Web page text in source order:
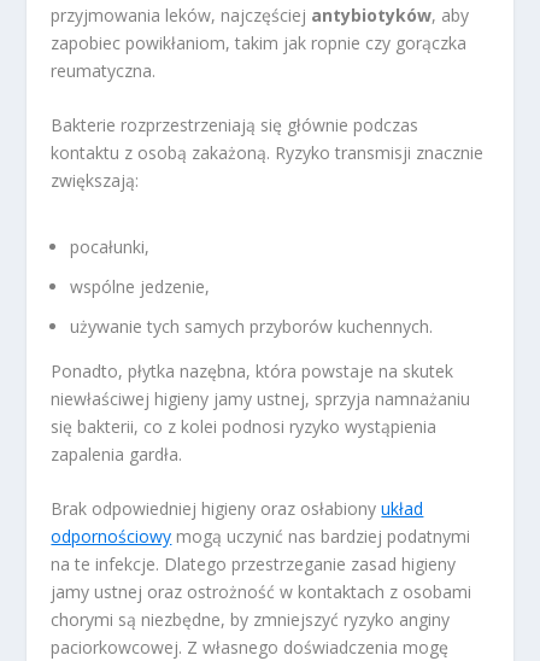
przyjmowania leków, najczęściej antybiotyków, aby
zapobiec powikłaniom, takim jak ropnie czy gorączka
reumatyczna.
Bakterie rozprzestrzeniają się głównie podczas
kontaktu z osobą zakażoną. Ryzyko transmisji znacznie
zwiększają:
pocałunki,
wspólne jedzenie,
używanie tych samych przyborów kuchennych.
Ponadto, płytka nazębna, która powstaje na skutek
niewłaściwej higieny jamy ustnej, sprzyja namnażaniu
się bakterii, co z kolei podnosi ryzyko wystąpienia
zapalenia gardła.
Brak odpowiedniej higieny oraz osłabionyukład
odpornościowy mogą uczynić nas bardziej podatnymi
na te infekcje. Dlatego przestrzeganie zasad higieny
jamy ustnej oraz ostrożność w kontaktach z osobami
chorymi są niezbędne, by zmniejszyć ryzyko anginy
paciorkowcowej. Z własnego doświadczenia mogę